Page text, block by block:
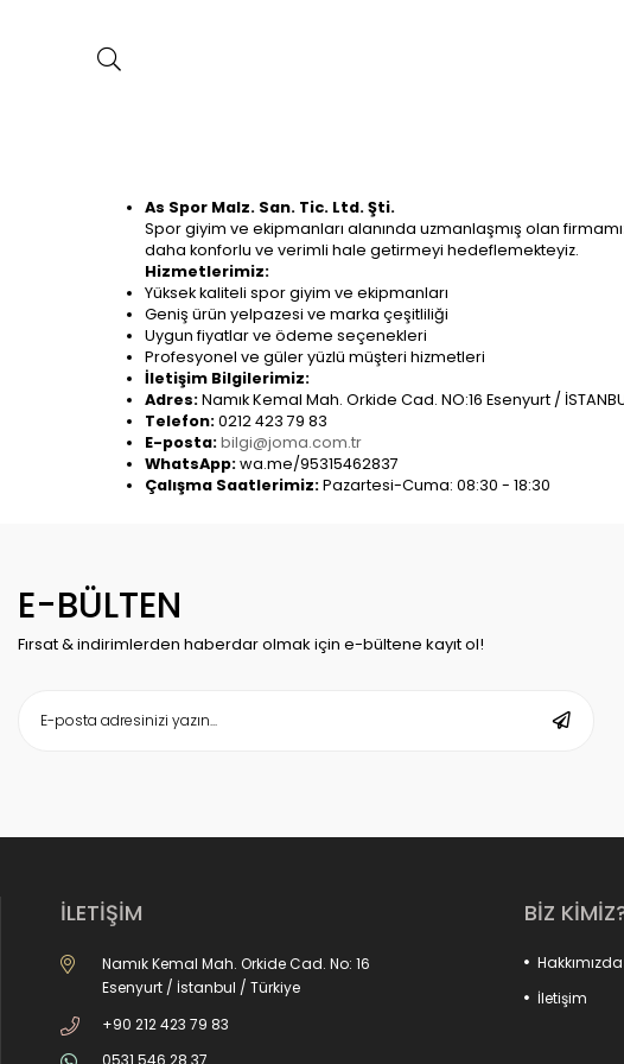
As Spor Malz. San. Tic. Ltd. Şti.
Spor giyim ve ekipmanları alanında uzmanlaşmış olan
daha konforlu ve verimli hale getirmeyi hedeflemekteyiz.
Hizmetlerimiz:
Yüksek kaliteli spor giyim ve ekipmanları
Geniş ürün yelpazesi ve marka çeşitliliği
Uygun fiyatlar ve ödeme seçenekleri
Profesyonel ve güler yüzlü müşteri hizmetleri
İletişim Bilgilerimiz:
Adres:Namık Kemal Mah. Orkide Cad. NO:16 Esenyurt /
Telefon:0212 423 79 83
E-posta:bilgi@joma.com.tr
WhatsApp:wa.me/95315462837
Çalışma Saatlerimiz:Pazartesi-Cuma: 08:30 - 18:30
E-BÜLTEN
Fırsat & indirimlerden haberdar olmak için e-bültene kayıt ol!
İLETİŞİM
Namık Kemal Mah. Orkide Cad. No: 16
Esenyurt / İstanbul / Türkiye
+90 212 423 79 83
0531 546 28 37
BİZ
Hakkımızda
İletişim